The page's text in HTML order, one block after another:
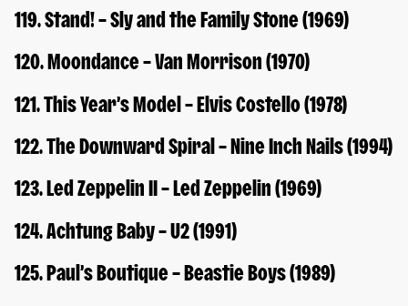
119. Stand! – Sly and the Family Stone (1969)
120. Moondance – Van Morrison (1970)
121. This Year’s Model – Elvis Costello (1978)
122. The Downward Spiral – Nine Inch Nails (1994)
123. Led Zeppelin II – Led Zeppelin (1969)
124. Achtung Baby – U2 (1991)
125. Paul’s Boutique – Beastie Boys (1989)